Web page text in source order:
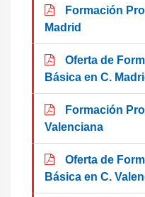
Formación
Madrid
Oferta de
Básica en C.
Formación
Valenciana
Oferta de
Básica en C.